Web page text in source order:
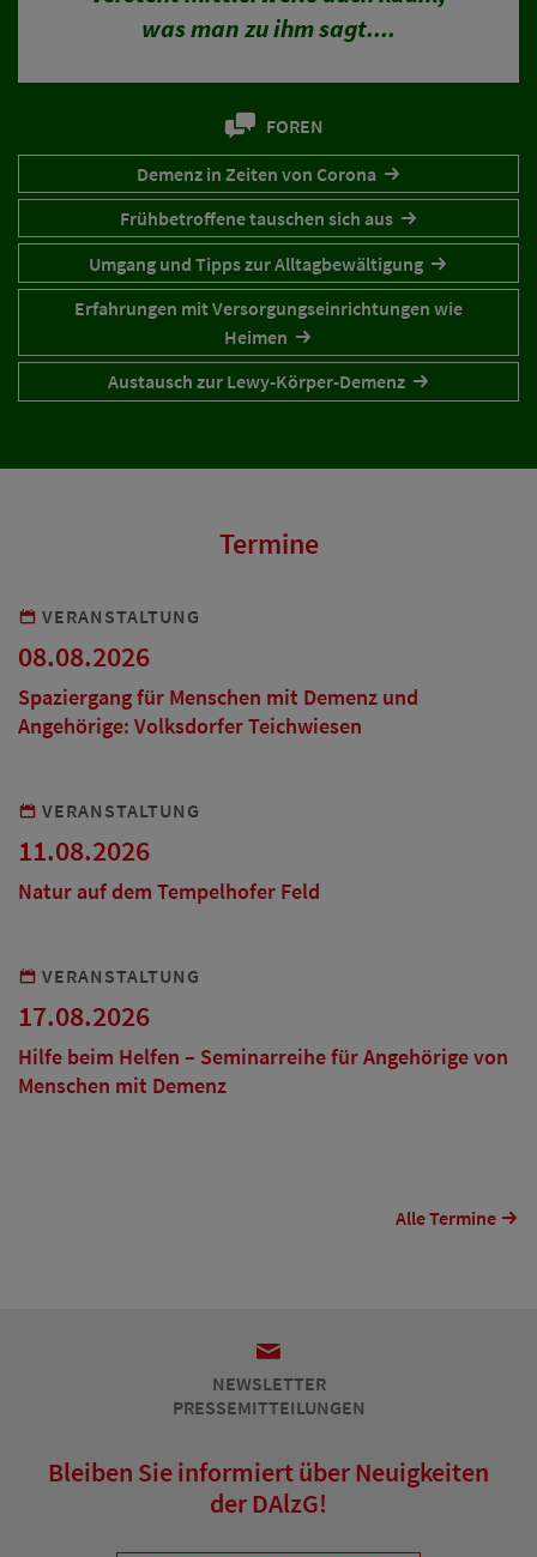
was man zu ihm sagt....
FOREN
Demenz in Zeiten von Corona
Frühbetroffene tauschen sich aus
Umgang und Tipps zur Alltagbewältigung
Erfahrungen mit Versorgungseinrichtungen wie
Heimen
Austausch zur Lewy-Körper-Demenz
Termine
VERANSTALTUNG
08.08.2026
Spaziergang für Menschen mit Demenz und
Angehörige: Volksdorfer Teichwiesen
VERANSTALTUNG
11.08.2026
Natur auf dem Tempelhofer Feld
VERANSTALTUNG
17.08.2026
Hilfe beim Helfen – Seminarreihe für Angehörige von
Menschen mit Demenz
Alle Termine
NEWSLETTER
PRESSEMITTEILUNGEN
Bleiben Sie informiert über Neuigkeiten
der DAlzG!